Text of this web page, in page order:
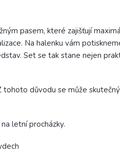
pasem, které zajišťují
Na halenku vám
Set se tak stane nejen
důvodu se může
letní procházky.